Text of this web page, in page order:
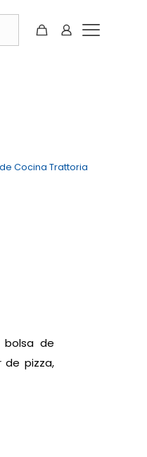
Cocina Trattoria
de
de pizza,